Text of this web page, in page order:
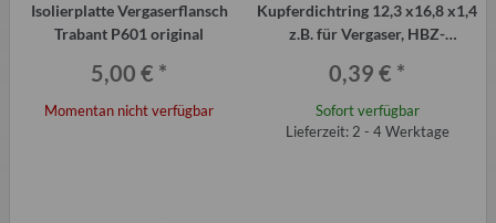
Isolierplatte Vergaserflansch
Trabant P601 original
5,00 € *
Momentan nicht verfügbar
Kupferdichtring 12,3 x16,8 x1,4
z.B. für Vergaser, HBZ-
0,39 € *
Sofort verfügbar
Lieferzeit: 2 - 4 Werktage